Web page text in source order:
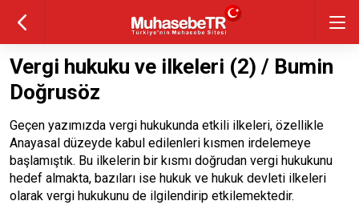
Vergi hukuku ve ilkeleri (2) / Bumin
Doğrusöz
Geçen yazımızda vergi hukukunda etkili ilkeleri, özellikle
Anayasal düzeyde kabul edilenleri kısmen irdelemeye
başlamıştık. Bu ilkelerin bir kısmı doğrudan vergi hukukunu
hedef almakta, bazıları ise hukuk ve hukuk devleti ilkeleri
olarak vergi hukukunu de ilgilendirip etkilemektedir.